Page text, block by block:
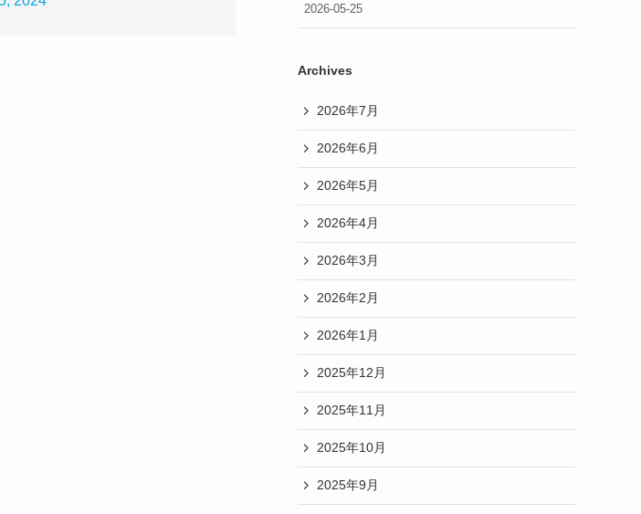
2026-05-25
Archives
2026年7月
2026年6月
2026年5月
2026年4月
2026年3月
2026年2月
2026年1月
2025年12月
2025年11月
2025年10月
2025年9月